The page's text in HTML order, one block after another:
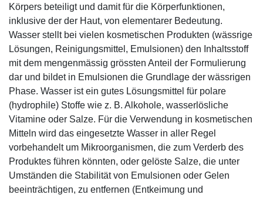
Körpers beteiligt und damit für die Körperfunktionen,
inklusive der der Haut, von elementarer Bedeutung.
Wasser stellt bei vielen kosmetischen Produkten (wässrige
Lösungen, Reinigungsmittel, Emulsionen) den Inhaltsstoff
mit dem mengenmässig grössten Anteil der Formulierung
dar und bildet in Emulsionen die Grundlage der wässrigen
Phase. Wasser ist ein gutes Lösungsmittel für polare
(hydrophile) Stoffe wie z. B. Alkohole, wasserlösliche
Vitamine oder Salze. Für die Verwendung in kosmetischen
Mitteln wird das eingesetzte Wasser in aller Regel
vorbehandelt um Mikroorganismen, die zum Verderb des
Produktes führen könnten, oder gelöste Salze, die unter
Umständen die Stabilität von Emulsionen oder Gelen
beeinträchtigen, zu entfernen (Entkeimung und